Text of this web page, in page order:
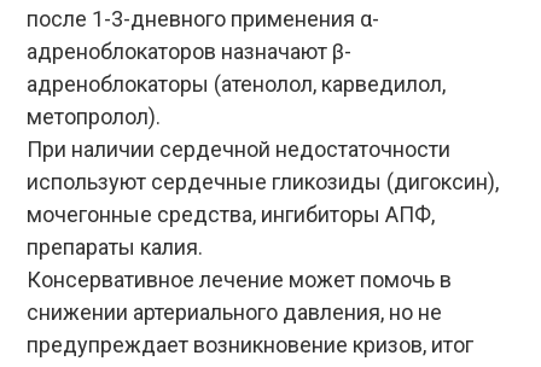
после 1-3-дневного применения α-
адреноблокаторов назначают β-
адреноблокаторы (атенолол, карведилол,
метопролол).
При наличии сердечной недостаточности
используют сердечные гликозиды (дигоксин),
мочегонные средства, ингибиторы АПФ,
препараты калия.
Консервативное лечение может помочь в
снижении артериального давления, но не
предупреждает возникновение кризов, итог